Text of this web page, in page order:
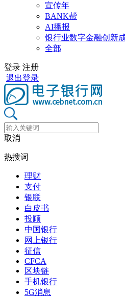
宣传年
BANK帮
AI播报
银行业数字金融创新
全部
登录 注册
退出登录
取消
热搜词
理财
支付
银联
白皮书
投顾
中国银行
网上银行
征信
CFCA
区块链
手机银行
5G消息